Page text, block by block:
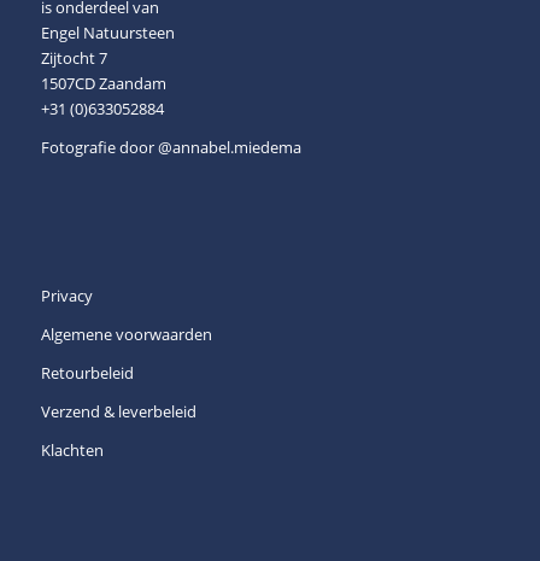
is onderdeel van
Engel Natuursteen
Zijtocht 7
1507CD Zaandam
+31 (0)633052884
Fotografie door@annabel.miedema
Privacy
Algemene voorwaarden
Retourbeleid
Verzend & leverbeleid
Klachten